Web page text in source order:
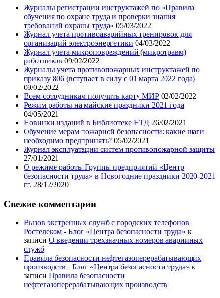
Журналы регистрации инструктажей по «Правила
обучения по охране труда и проверки знания
требований охраны труда» 05/03/2022
Журнал учета противоаварийных тренировок для
организаций электроэнергетики 04/03/2022
Журнал учета микроповреждений (микротравм)
работников 09/02/2022
Журналы учета противопожарных инструктажей по
приказу 806 (вступает в силу с 01 марта 2022 года)
09/02/2022
Всем сотрудникам получить карту МИР 02/02/2022
Режим работы на майские праздники 2021 года
04/05/2021
Новинки изданий в Библиотеке НТД 26/02/2021
Обучение мерам пожарной безопасности: какие шаги
необходимо предпринять? 05/02/2021
Журнал эксплуатации систем противопожарной защиты
27/01/2021
О режиме работы Группы предприятий «Центр
безопасности труда» в Новогодние праздники 2020-2021
гг. 28/12/2020
Свежие комментарии
Вызов экстренных служб с городских телефонов
Ростелеком - Блог «Центра безопасности труда» к
записи О введении трехзначных номеров аварийных
служб
Правила безопасности нефтегазоперерабатывающих
производств - Блог «Центра безопасности труда» к
записи Правила безопасности
нефтегазоперерабатывающих производств